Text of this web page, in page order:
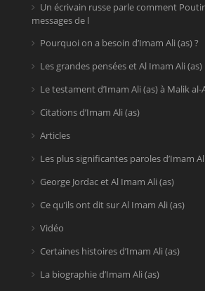
Un écrivain russe parle comment
messages de l
Pourquoi on a besoin d’Imam Ali (as) ?
Les grandes pensées et Al Imam Ali (as)
Le testament d’Imam Ali (as) à Malik
Citations d’Imam Ali (as)
Articles
Les plus significantes paroles d’Imam
George Jordac et Al Imam Ali (as)
Ce qu’ils ont dit sur Al Imam Ali (as)
Vidéo
Certaines histoires d’Imam Ali (as)
La biographie d’Imam Ali (as)